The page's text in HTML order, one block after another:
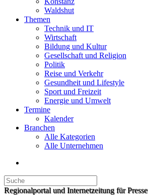
Waldshut
Themen
Technik und IT
Wirtschaft
Bildung und Kultur
Gesellschaft und Religion
Politik
Reise und Verkehr
Gesundheit und Lifestyle
Sport und Freizeit
Energie und Umwelt
Termine
Kalender
Branchen
Alle Kategorien
Alle Unternehmen
Regionalportal und Internetzeitung für